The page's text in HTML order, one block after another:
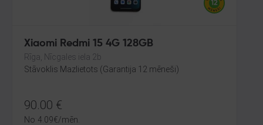
Xiaomi Redmi 15 4G 128GB
Rīga, Nīcgales iela 2b
Stāvoklis Mazlietots (Garantija 12 mēneši)
90.00 €
No 4.09€/mēn.